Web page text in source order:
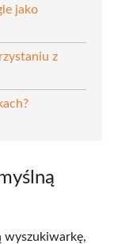
jako
z
wyszukiwarkę,